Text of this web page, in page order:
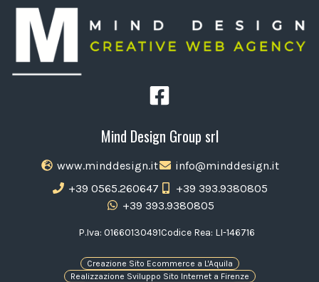
Mind Design Group srl
www.minddesign.it
info@minddesign.it
+39 0565.260647
+39 393.9380805
+39 393.9380805
P.Iva: 01660130491Codice Rea: LI-146716
Creazione Sito Ecommerce a L'Aquila
Realizzazione Sviluppo Sito Internet a Firenze